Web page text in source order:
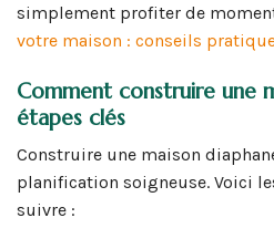
simplement profiter de
votre maison : conseils
Comment construire une
étapes clés
Construire une maison
planification soigneuse. Voici
suivre :